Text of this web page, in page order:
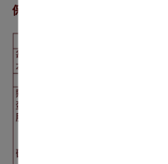
保存方式：放置陰涼乾燥處